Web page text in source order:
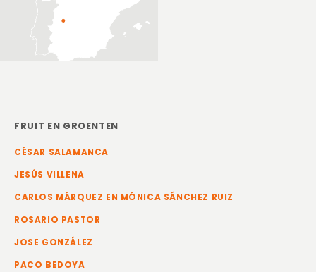
FRUIT EN GROENTEN
CÉSAR SALAMANCA
JESÚS VILLENA
CARLOS MÁRQUEZ EN MÓNICA SÁNCHEZ RUIZ
ROSARIO PASTOR
JOSE GONZÁLEZ
PACO BEDOYA